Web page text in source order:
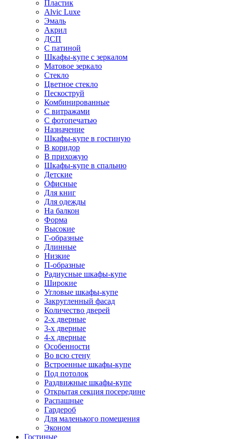
Пластик
Alvic Luxe
Эмаль
Акрил
ДСП
С патиной
Шкафы-купе с зеркалом
Матовое зеркало
Стекло
Цветное стекло
Пескоструй
Комбинированные
С витражами
С фотопечатью
Назначение
Шкафы-купе в гостиную
В коридор
В прихожую
Шкафы-купе в спальню
Детские
Офисные
Для книг
Для одежды
На балкон
Форма
Высокие
Г-образные
Длинные
Низкие
П-образные
Радиусные шкафы-купе
Широкие
Угловые шкафы-купе
Закругленный фасад
Количество дверей
2-х дверные
3-х дверные
4-х дверные
Особенности
Во всю стену
Встроенные шкафы-купе
Под потолок
Раздвижные шкафы-купе
Открытая секция посередине
Распашные
Гардероб
Для маленького помещения
Эконом
Гостиные